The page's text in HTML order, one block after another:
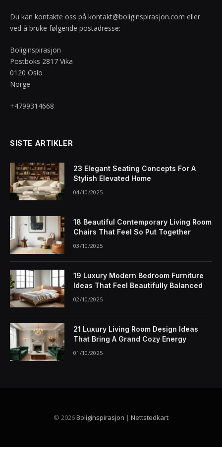
Du kan kontakte oss på kontakt@boliginspirasjon.com eller
ved å bruke følgende postadresse:
Boliginspirasjon
Postboks 2817 Vika
0120 Oslo
Norge
+4799314668
SISTE ARTIKLER
23 Elegant Seating Concepts For A
Stylish Elevated Home
04/10/2025
18 Beautiful Contemporary Living Room
Chairs That Feel So Put Together
03/10/2025
19 Luxury Modern Bedroom Furniture
Ideas That Feel Beautifully Balanced
02/10/2025
21 Luxury Living Room Design Ideas
That Bring A Grand Cozy Energy
01/10/2025
© 2026Boliginspirasjon | Nettstedkart